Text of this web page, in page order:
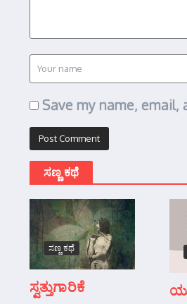
Save my name,
ಸಣ್ಣ ಕಥೆ
ಸಣ್ಣ ಕಥೆ
ಸ್ವತ್ತುಗಾರಿಕೆ